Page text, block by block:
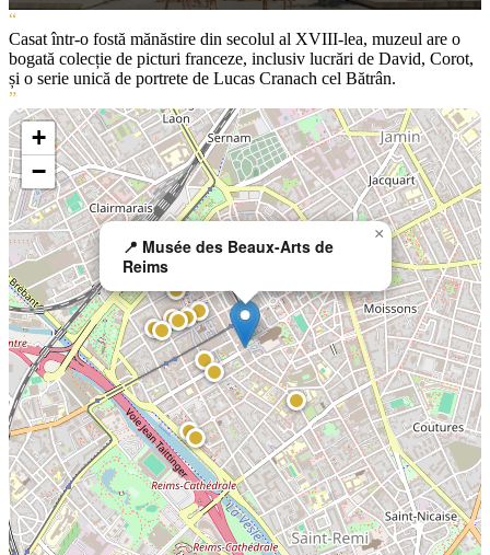
“
Casat într-o fostă mănăstire din secolul al XVIII-lea, muzeul are o
bogată colecție de picturi franceze, inclusiv lucrări de David, Corot,
și o serie unică de portrete de Lucas Cranach cel Bătrân.
”
📍 Musée des Beaux-Arts de
Reims
×
+
−